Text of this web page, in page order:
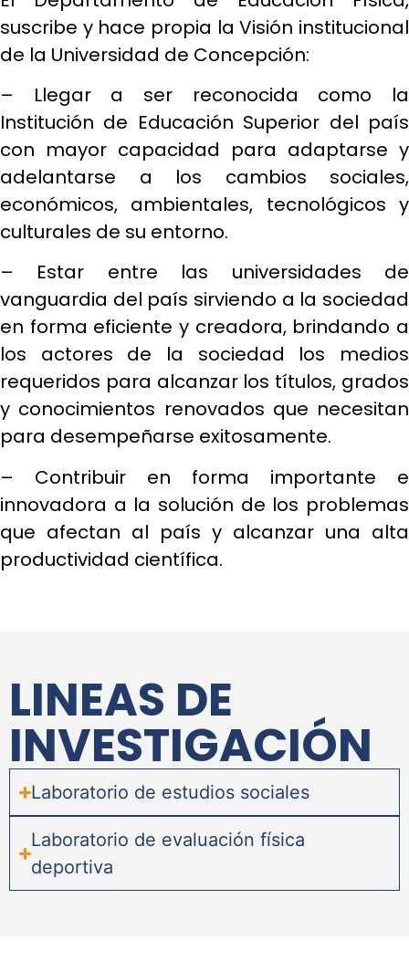
suscribe y hace propia la Visión institucional
de la Universidad de Concepción:
– Llegar a ser reconocida como la
Institución de Educación Superior del país
con mayor capacidad para adaptarse y
adelantarse a los cambios sociales,
económicos, ambientales, tecnológicos y
culturales de su entorno.
– Estar entre las universidades de
vanguardia del país sirviendo a la sociedad
en forma eficiente y creadora, brindando a
los actores de la sociedad los medios
requeridos para alcanzar los títulos, grados
y conocimientos renovados que necesitan
para desempeñarse exitosamente.
– Contribuir en forma importante e
innovadora a la solución de los problemas
que afectan al país y alcanzar una alta
productividad científica.
LINEAS DE
INVESTIGACIÓN
Laboratorio de estudios sociales
Laboratorio de evaluación física
deportiva